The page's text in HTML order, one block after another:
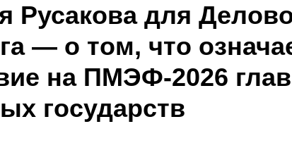
Русакова для
— о том, что
на ПМЭФ-2026 глав
государств